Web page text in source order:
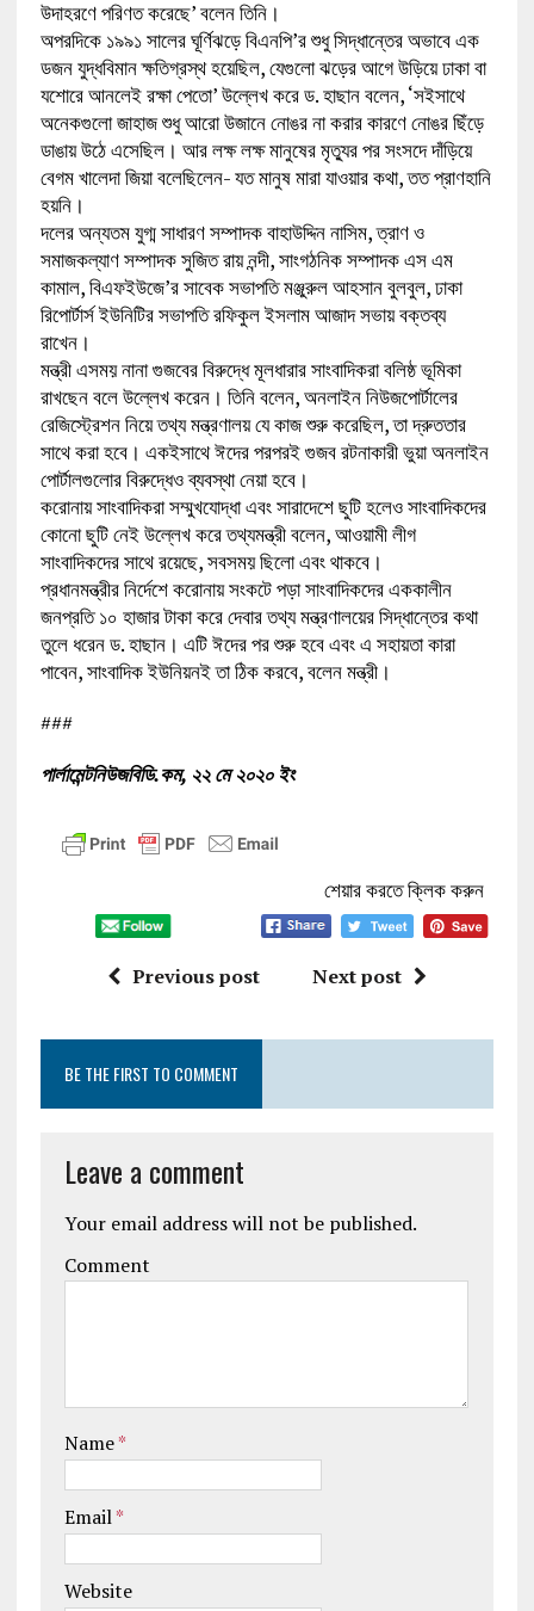
উদাহরণে পরিণত করেছে’ বলেন তিনি।
অপরদিকে ১৯৯১ সালের ঘূর্ণিঝড়ে বিএনপি’র শুধু সিদ্ধান্তের অভাবে এক
ডজন যুদ্ধবিমান ক্ষতিগ্রস্থ হয়েছিল, যেগুলো ঝড়ের আগে উড়িয়ে ঢাকা বা
যশোরে আনলেই রক্ষা পেতো’ উল্লেখ করে ড. হাছান বলেন, ‘সইসাথে
অনেকগুলো জাহাজ শুধু আরো উজানে নোঙর না করার কারণে নোঙর ছিঁড়ে
ডাঙায় উঠে এসেছিল। আর লক্ষ লক্ষ মানুষের মৃত্যুর পর সংসদে দাঁড়িয়ে
বেগম খালেদা জিয়া বলেছিলেন- যত মানুষ মারা যাওয়ার কথা, তত প্রাণহানি
হয়নি।
দলের অন্যতম যুগ্ম সাধারণ সম্পাদক বাহাউদ্দিন নাসিম, ত্রাণ ও
সমাজকল্যাণ সম্পাদক সুজিত রায় নন্দী, সাংগঠনিক সম্পাদক এস এম
কামাল, বিএফইউজে’র সাবেক সভাপতি মঞ্জুরুল আহসান বুলবুল, ঢাকা
রিপোর্টার্স ইউনিটির সভাপতি রফিকুল ইসলাম আজাদ সভায় বক্তব্য
রাখেন।
মন্ত্রী এসময় নানা গুজবের বিরুদ্ধে মূলধারার সাংবাদিকরা বলিষ্ঠ ভূমিকা
রাখছেন বলে উল্লেখ করেন। তিনি বলেন, অনলাইন নিউজপোর্টালের
রেজিস্ট্রেশন নিয়ে তথ্য মন্ত্রণালয় যে কাজ শুরু করেছিল, তা দ্রুততার
সাথে করা হবে। একইসাথে ঈদের পরপরই গুজব রটনাকারী ভুয়া অনলাইন
পোর্টালগুলোর বিরুদ্ধেও ব্যবস্থা নেয়া হবে।
করোনায় সাংবাদিকরা সম্মুখযোদ্ধা এবং সারাদেশে ছুটি হলেও সাংবাদিকদের
কোনো ছুটি নেই উল্লেখ করে তথ্যমন্ত্রী বলেন, আওয়ামী লীগ
সাংবাদিকদের সাথে রয়েছে, সবসময় ছিলো এবং থাকবে।
প্রধানমন্ত্রীর নির্দেশে করোনায় সংকটে পড়া সাংবাদিকদের এককালীন
জনপ্রতি ১০ হাজার টাকা করে দেবার তথ্য মন্ত্রণালয়ের সিদ্ধান্তের কথা
তুলে ধরেন ড. হাছান। এটি ঈদের পর শুরু হবে এবং এ সহায়তা কারা
পাবেন, সাংবাদিক ইউনিয়নই তা ঠিক করবে, বলেন মন্ত্রী।
###
পার্লামেন্টনিউজবিডি.কম, ২২ মে ২০২০ ইং
শেয়ার করতে ক্লিক করুন
Previous post Next post
BE THE FIRST TO COMMENT
Leave a comment
Your email address will not be published.
Comment
Name*
Email*
Website